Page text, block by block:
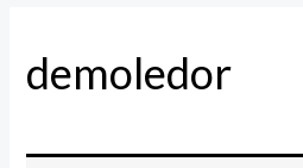
demoledor